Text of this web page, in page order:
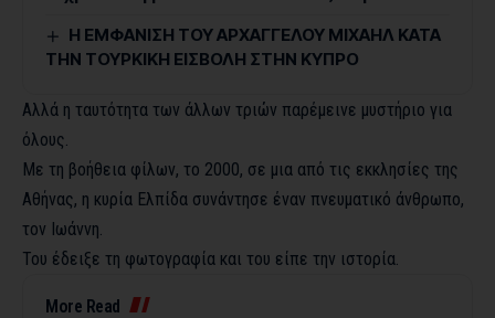
Η ΕΜΦΑΝΙΣΗ ΤΟΥ ΑΡΧΑΓΓΕΛΟΥ ΜΙΧΑΗΛ ΚΑΤΑ
ΤΗΝ ΤΟΥΡΚΙΚΗ ΕΙΣΒΟΛΗ ΣΤΗΝ ΚΥΠΡΟ
Αλλά η ταυτότητα των άλλων τριών παρέμεινε μυστήριο για
όλους.
Με τη βοήθεια φίλων, το 2000, σε μια από τις εκκλησίες της
Αθήνας, η κυρία Ελπίδα συνάντησε έναν πνευματικό άνθρωπο,
τον Ιωάννη.
Του έδειξε τη φωτογραφία και του είπε την ιστορία.
More Read